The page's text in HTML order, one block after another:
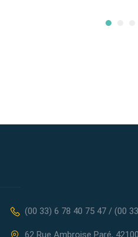
(00 33) 6 78 40 75 47 / (00
62 Rue Ambroise Paré,